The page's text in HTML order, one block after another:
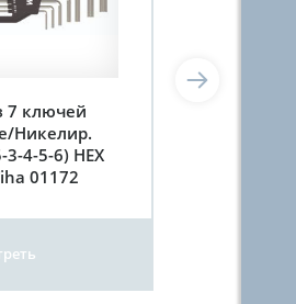
7 ключей
Никелир.
3-4-5-6) HEX
01172